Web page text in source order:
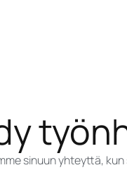
sinuun yhteyttä,